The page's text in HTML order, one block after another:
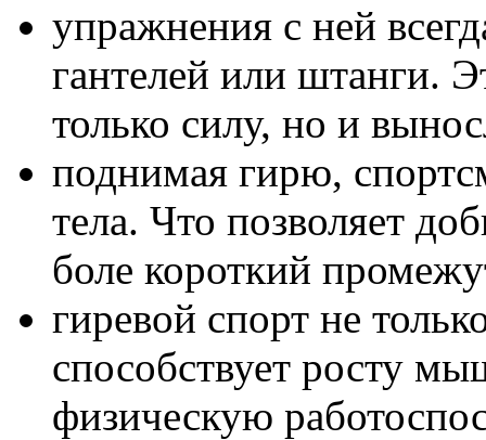
упражнения с ней
гантелей или штанги.
только силу, но и
поднимая гирю,
тела. Что позволяет
боле короткий
гиревой спорт не
способствует росту
физическую